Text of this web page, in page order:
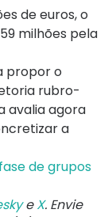
de euros, o
milhões pela
propor o
rubro-
avalia agora
a
de grupos
eX. Envie